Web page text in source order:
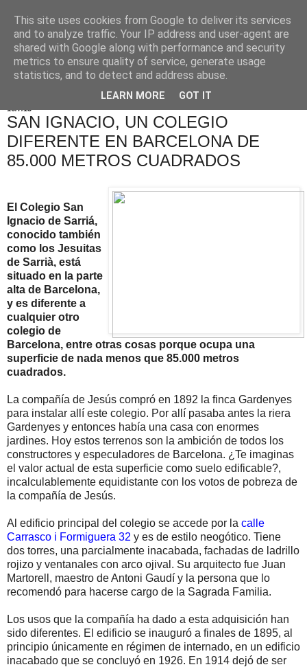
16/7/13
SAN IGNACIO, UN COLEGIO
DIFERENTE EN BARCELONA DE
85.000 METROS CUADRADOS
El Colegio San
Ignacio de Sarriá,
conocido también
como los Jesuitas
de Sarrià, está
situado en la parte
alta de Barcelona,
y es diferente a
cualquier otro
colegio de
Barcelona, entre otras cosas porque ocupa una
superficie de nada menos que 85.000 metros
cuadrados.
La compañía de Jesús compró en 1892 la finca Gardenyes
para instalar allí este colegio. Por allí pasaba antes la riera
Gardenyes y entonces había una casa con enormes
jardines. Hoy estos terrenos son la ambición de todos los
constructores y especuladores de Barcelona. ¿Te imaginas
el valor actual de esta superficie como suelo edificable?,
incalculablemente equidistante con los votos de pobreza de
la compañía de Jesús.
Al edificio principal del colegio se accede por la calle
Carrasco i Formiguera 32 y es de estilo neogótico. Tiene
dos torres, una parcialmente inacabada, fachadas de ladrillo
rojizo y ventanales con arco ojival. Su arquitecto fue Juan
Martorell, maestro de Antoni Gaudí y la persona que lo
recomendó para hacerse cargo de la Sagrada Familia.
Los usos que la compañía ha dado a esta adquisición han
sido diferentes. El edificio se inauguró a finales de 1895, al
principio únicamente en régimen de internado, en un edificio
inacabado que se concluyó en 1926. En 1914 dejó de ser
This site uses cookies from Google to deliver its services
and to analyze traffic. Your IP address and user-agent are
shared with Google along with performance and security
metrics to ensure quality of service, generate usage
statistics, and to detect and address abuse.
LEARN MORE GOT IT